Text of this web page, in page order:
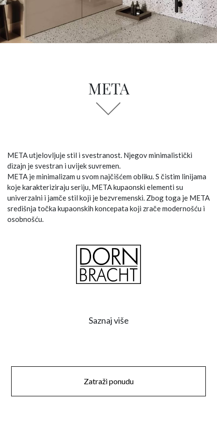
META
META utjelovljuje stil i svestranost. Njegov minimalistički
dizajn je svestran i uvijek suvremen.
META je minimalizam u svom najčišćem obliku. S čistim linijama
koje karakteriziraju seriju, META kupaonski elementi su
univerzalni i jamče stil koji je bezvremenski. Zbog toga je META
središnja točka kupaonskih koncepata koji zrače modernošću i
osobnošću.
Saznaj više
Zatraži ponudu